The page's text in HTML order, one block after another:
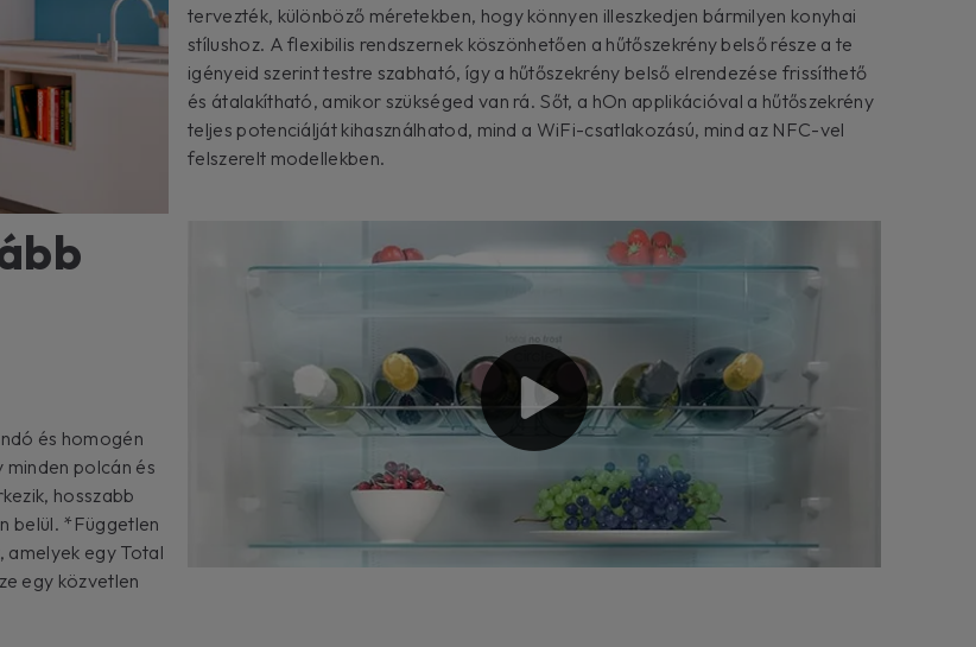
tervezték, különböző méretekben, hogy könnyen illeszkedjen bármilyen konyhai
stílushoz. A flexibilis rendszernek köszönhetően a hűtőszekrény belső része a te
igényeid szerint testre szabható, így a hűtőszekrény belső elrendezése frissíthető
és átalakítható, amikor szükséged van rá. Sőt, a hOn applikációval a hűtőszekrény
teljes potenciálját kihasználhatod, mind a WiFi-csatlakozású, mind az NFC-vel
felszerelt modellekben.
és homogén
polcán és
hosszabb
belül. *Független
amelyek egy Total
egy közvetlen